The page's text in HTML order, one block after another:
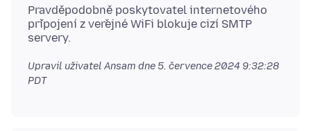
Pravděpodobně poskytovatel internetového
připojení z veřejné WiFi blokuje cizí SMTP
Upravil uživatel Ansam dne 5. července 2024 9:32:28
PDT